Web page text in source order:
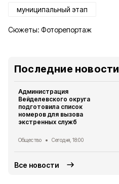
муниципальный этап
Сюжеты: Фоторепортаж
Последние новости
Администрация
Вейделевского округа
подготовила список
номеров для вызова
экстренных служб
Общество Сегодня, 18:00
Все новости